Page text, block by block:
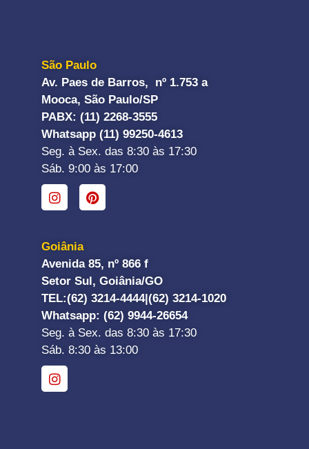
São Paulo
Av. Paes de Barros, nº 1.753 a
Mooca, São Paulo/SP
PABX: (11) 2268-3555
Whatsapp (11) 99250-4613
Seg. à Sex. das 8:30 às 17:30
Sáb. 9:00 às 17:00
Goiânia
Avenida 85, nº 866 f
Setor Sul, Goiânia/GO
TEL:(62) 3214-4444| (62) 3214-1020
Whatsapp: (62) 9944-26654
Seg. à Sex. das 8:30 às 17:30
Sáb. 8:30 às 13:00